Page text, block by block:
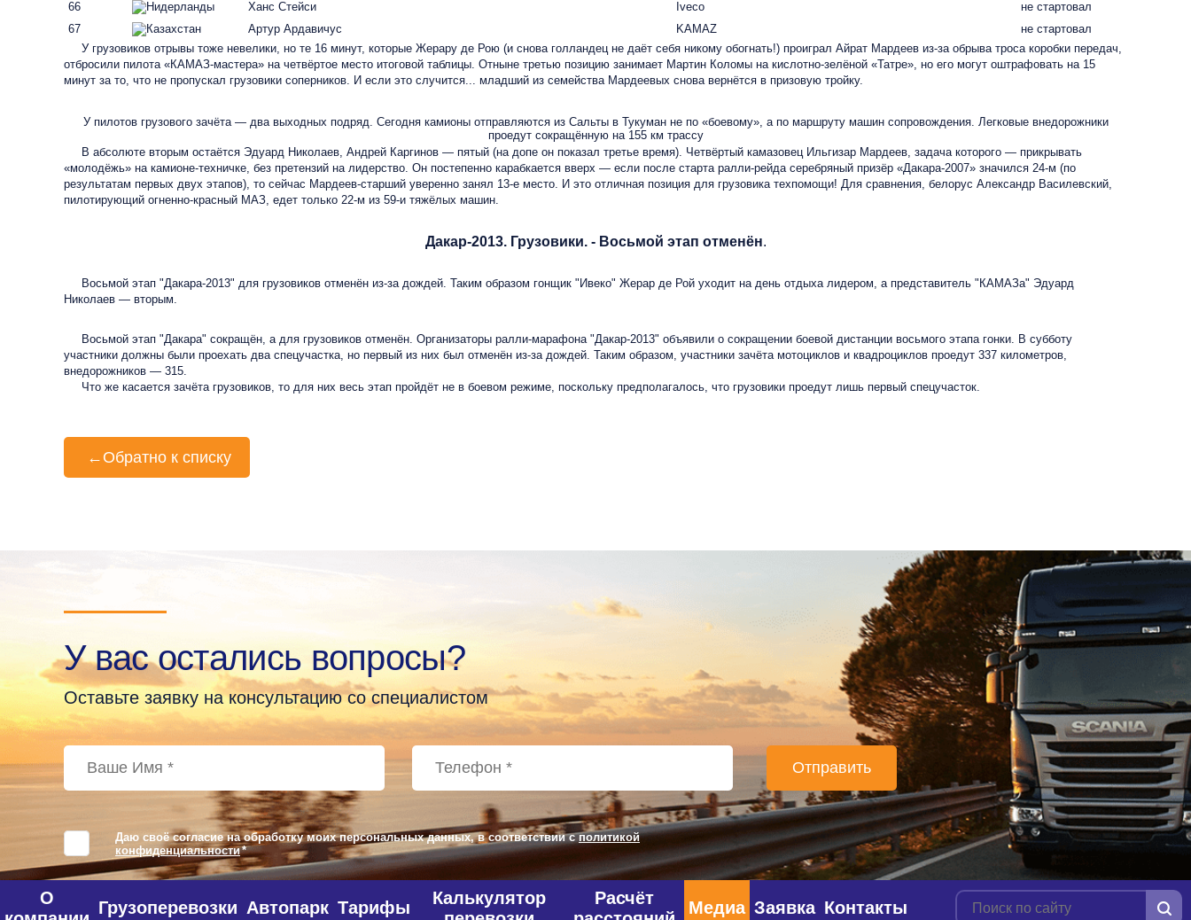
66
Ханс Стейси Iveco
не стартовал
67
Артур Ардавичус KAMAZ
не стартовал
У грузовиков отрывы тоже невелики, но те 16 минут, которые Жерару де Рою (и снова голландец не даёт себя никому обогнать!) проиграл Айрат Мардеев из-за обрыва троса коробки передач,
отбросили пилота «КАМАЗ-мастера» на четвёртое место итоговой таблицы. Отныне третью позицию занимает Мартин Коломы на кислотно-зелёной «Татре», но его могут оштрафовать на 15
минут за то, что не пропускал грузовики соперников. И если это случится... младший из семейства Мардеевых снова вернётся в призовую тройку.
У пилотов грузового зачёта — два выходных подряд. Сегодня камионы отправляются из Сальты в Тукуман не по «боевому», а по маршруту машин сопровождения. Легковые внедорожники
проедут сокращённую на 155 км трассу
В абсолюте вторым остаётся Эдуард Николаев, Андрей Каргинов — пятый (на допе он показал третье время). Четвёртый камазовец Ильгизар Мардеев, задача которого — прикрывать
«молодёжь» на камионе-техничке, без претензий на лидерство. Он постепенно карабкается вверх — если после старта ралли-рейда серебряный призёр «Дакара-2007» значился 24-м (по
результатам первых двух этапов), то сейчас Мардеев-старший уверенно занял 13-е место. И это отличная позиция для грузовика техпомощи! Для сравнения, белорус Александр Василевский,
пилотирующий огненно-красный МАЗ, едет только 22-м из 59-и тяжёлых машин.
Дакар-2013. Грузовики. - Восьмой этап отменён.
Восьмой этап "Дакара-2013" для грузовиков отменён из-за дождей. Таким образом гонщик "Ивеко" Жерар де Рой уходит на день отдыха лидером, а представитель "КАМАЗа" Эдуард
Николаев — вторым.
Восьмой этап "Дакара" сокращён, а для грузовиков отменён. Организаторы ралли-марафона "Дакар-2013" объявили о сокращении боевой дистанции восьмого этапа гонки. В субботу
участники должны были проехать два спецучастка, но первый из них был отменён из-за дождей. Таким образом, участники зачёта мотоциклов и квадроциклов проедут 337 километров,
внедорожников — 315.
Что же касается зачёта грузовиков, то для них весь этап пройдёт не в боевом режиме, поскольку предполагалось, что грузовики проедут лишь первый спецучасток.
← Обратно к списку
У вас остались вопросы?
Оставьте заявку на консультацию со специалистом
Даю своё согласие на обработку моих персональных данных, в соответствии сполитикой
конфиденциальности*
О
Грузоперевозки Автопарк Тарифы
Калькулятор
Расчёт
Медиа Заявка Контакты